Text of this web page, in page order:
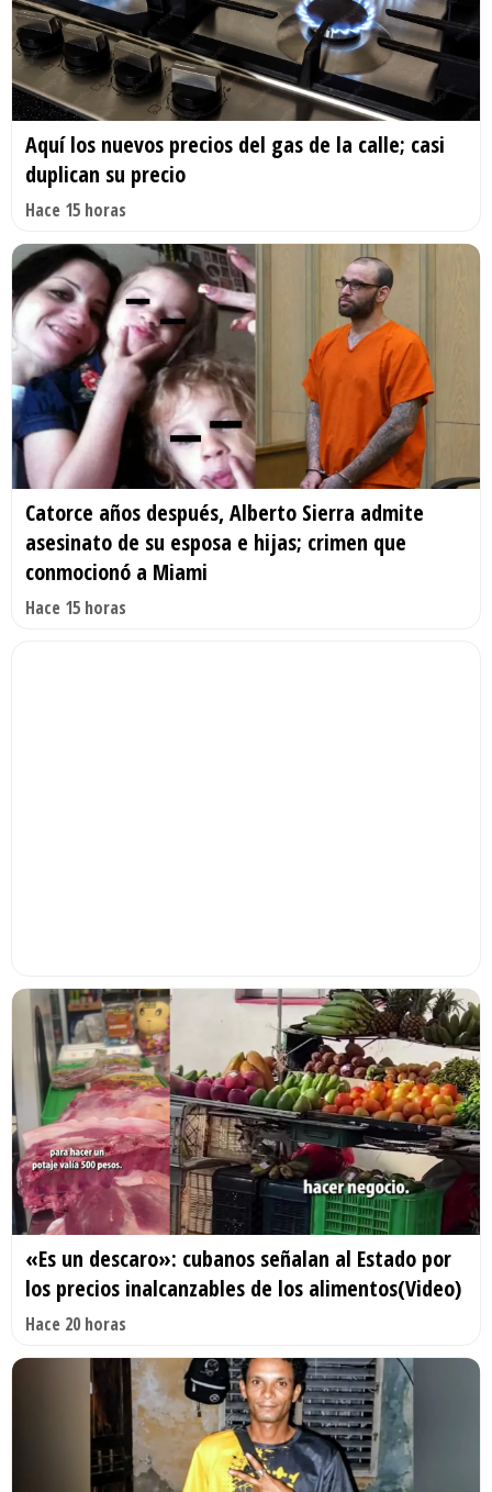
Aquí los nuevos precios del gas de la calle; casi
duplican su precio
Hace 15 horas
Catorce años después, Alberto Sierra admite
asesinato de su esposa e hijas; crimen que
conmocionó a Miami
Hace 15 horas
«Es un descaro»: cubanos señalan al Estado por
los precios inalcanzables de los alimentos(Video)
Hace 20 horas